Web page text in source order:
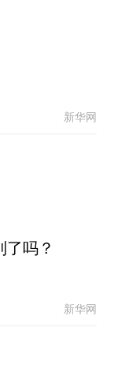
新华网
吗？
新华网